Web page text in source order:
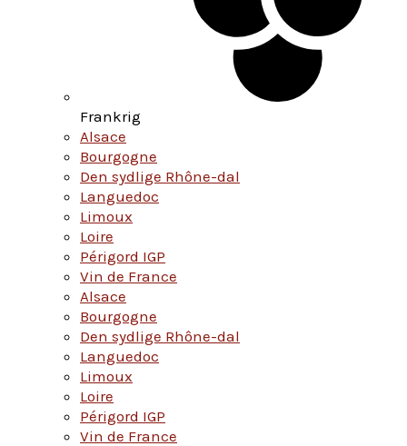
Frankrig
Alsace
Bourgogne
Den sydlige Rhône-dal
Languedoc
Limoux
Loire
Périgord IGP
Vin de France
Alsace
Bourgogne
Den sydlige Rhône-dal
Languedoc
Limoux
Loire
Périgord IGP
Vin de France